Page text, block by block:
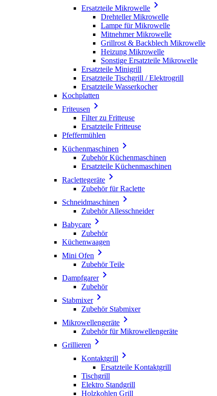
Ersatzteile Mikrowelle 
Drehteller Mikrowelle
Lampe für Mikrowelle
Mitnehmer Mikrowelle
Grillrost & Backblech Mikrowelle
Heizung Mikrowelle
Sonstige Ersatzteile Mikrowelle
Ersatzteile Minigrill
Ersatzteile Tischgrill / Elektrogrill
Ersatzteile Wasserkocher
Kochplatten
Friteusen 
Filter zu Fritteuse
Ersatzteile Fritteuse
Pfeffermühlen
Küchenmaschinen 
Zubehör Küchenmaschinen
Ersatzteile Küchenmaschinen
Raclettegeräte 
Zubehör für Raclette
Schneidmaschinen 
Zubehör Allesschneider
Babycare 
Zubehör
Küchenwaagen
Mini Ofen 
Zubehör Teile
Dampfgarer
Zubehör
Stabmixer
Zubehör Stabmixer
Mikrowellengeräte 
Zubehör für Mikrowellengeräte
Grillieren 
Kontaktgrill 
Ersatzteile Kontaktgrill
Tischgrill
Elektro Standgrill
Holzkohlen Grill